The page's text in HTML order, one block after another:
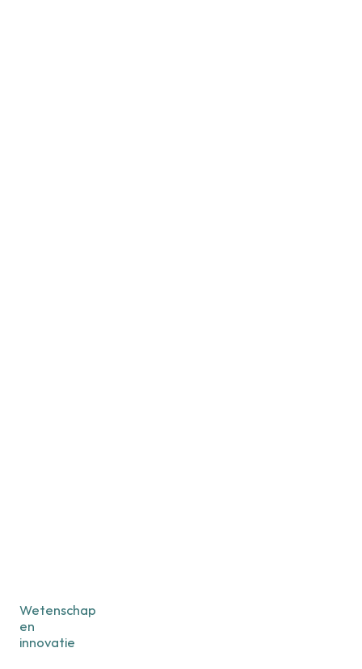
Wetenschap
en
innovatie